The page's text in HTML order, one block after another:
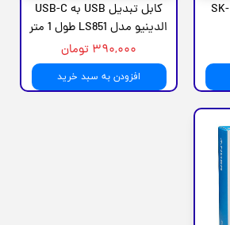
سشوار SOKANY مدل SK-
کابل تبدیل USB به USB-C
الدینیو مدل LS851 طول 1 متر
۳۹۰,۰۰۰ تومان
افزودن به سبد خرید